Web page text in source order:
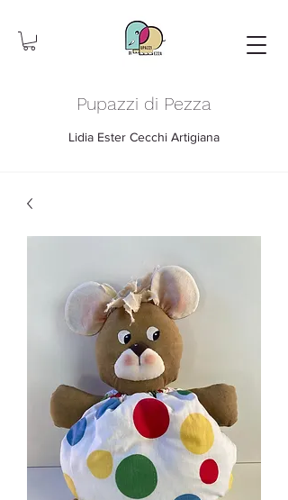
Pupazzi di Pezza
Lidia Ester Cecchi Artigiana